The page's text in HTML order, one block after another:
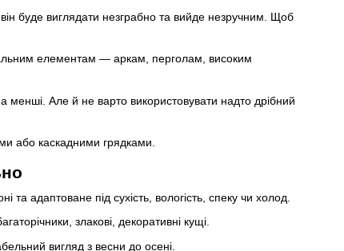
буде виглядати незграбно та вийде незручним. Щоб
елементам — аркам, перголам, високим
менші. Але й не варто використовувати надто дрібний
або каскадними грядками.
адаптоване під сухість, вологість, спеку чи холод.
злакові, декоративні кущі.
вигляд з весни до осені.